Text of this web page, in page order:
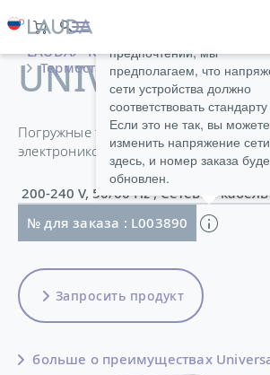
LAUDA
Термостатирующие
Термостаты
Погружные
UNIVERSA
Погружные термостаты LAUDA
электроникой гарантируют точность
200-240 V, 50/60 Hz ,
№ для заказа : L003890
предпочтений, мы
предполагаем, что
сети устройства должно
соответствовать
Если это не так, вы можете
изменить напряжение сети
здесь, и номер заказа
обновлен.
Запросить продукт
больше о преимуществах